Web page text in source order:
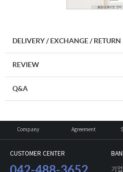
DELIVERY / EXCHANGE / RETURN
REVIEW
Q&A
Company Agreement
CUSTOMER CENTER
기